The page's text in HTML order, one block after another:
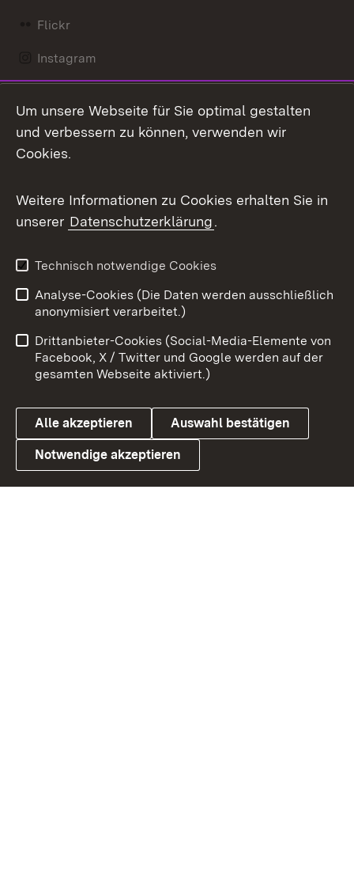
Flickr
Instagram
Mastodon
Messenger
Social Wall
X / Twitter
Youtube
Link zum Landesportal
Benutzungshinweise
Barrierefreiheit
Datenschutz
Cookies
Um unsere Webseite für Sie optimal gestalten
und verbessern zu können, verwenden wir
Cookies.
Weitere Informationen zu Cookies erhalten Sie in
unserer Datenschutzerklärung.
Technisch notwendige Cookies
Analyse-Cookies (Die Daten werden ausschließlich
anonymisiert verarbeitet.)
Drittanbieter-Cookies (Social-Media-Elemente von
Facebook, X / Twitter und Google werden auf der
gesamten Webseite aktiviert.)
Alle akzeptieren Auswahl bestätigen
Notwendige akzeptieren